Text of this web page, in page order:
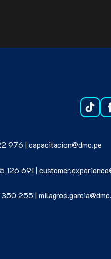
976 | capacitacion@dmc.pe
691 |
255 |